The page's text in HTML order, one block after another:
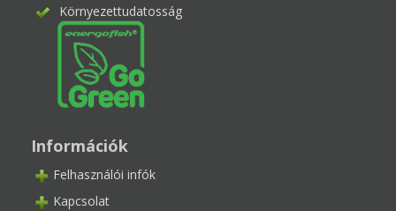
Környezettudatosság
Információk
Felhasználói infók
Kapcsolat